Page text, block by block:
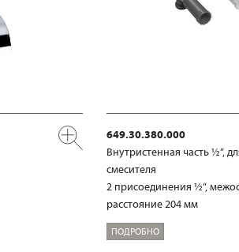
649.30.380.000
Внутристенная часть ½“,
смесителя
2 присоединения ½“,
расстояние 204 мм
ПОДРОБНО